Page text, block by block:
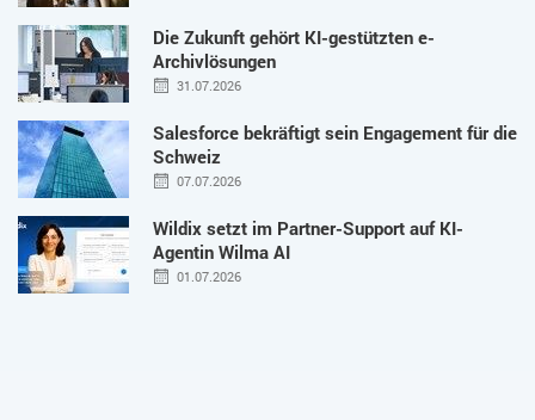
Die Zukunft gehört KI-gestützten e-
Archivlösungen
31.07.2026
Salesforce bekräftigt sein Engagement für die
Schweiz
07.07.2026
Wildix setzt im Partner-Support auf KI-
Agentin Wilma AI
01.07.2026